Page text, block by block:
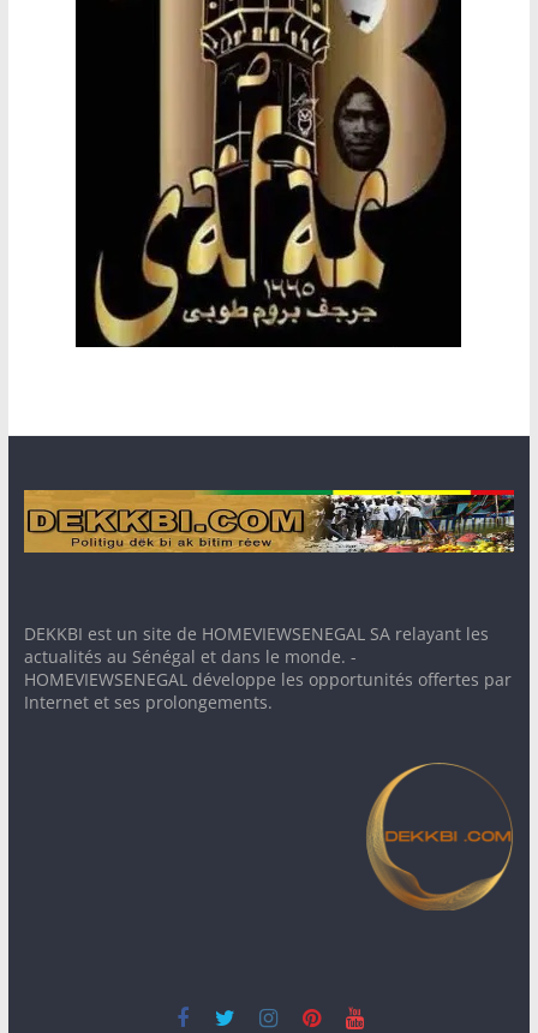
DEKKBI est un site de HOMEVIEWSENEGAL SA relayant les
actualités au Sénégal et dans le monde. -
HOMEVIEWSENEGAL développe les opportunités offertes par
Internet et ses prolongements.